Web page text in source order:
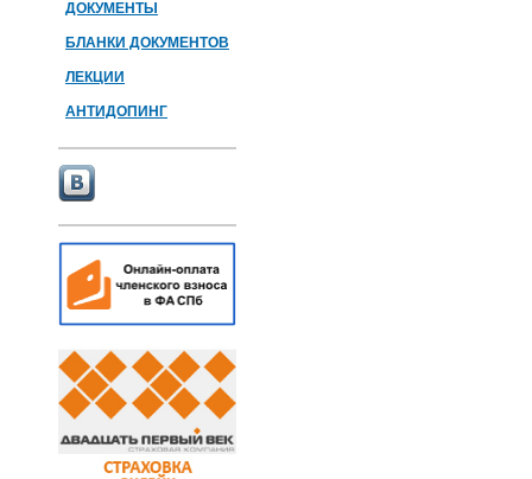
ДОКУМЕНТЫ
БЛАНКИ ДОКУМЕНТОВ
ЛЕКЦИИ
АНТИДОПИНГ